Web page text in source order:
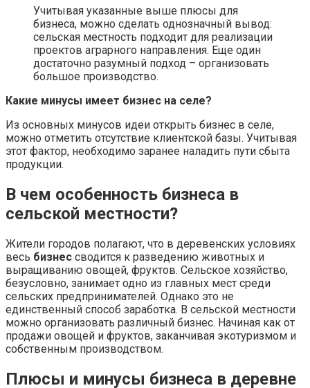
Учитывая указанные выше плюсы для
бизнеса, можно сделать однозначный вывод:
сельская местность подходит для реализации
проектов аграрного направления. Еще один
достаточно разумный подход – организовать
большое производство.
Какие минусы имеет бизнес на селе?
Из основных минусов идеи открыть бизнес в селе,
можно отметить отсутствие клиентской базы. Учитывая
этот фактор, необходимо заранее наладить пути сбыта
продукции.
В чем особенность бизнеса в
сельской местности?
Жители городов полагают, что в деревенских условиях
весь бизнес сводится к разведению животных и
выращиванию овощей, фруктов. Сельское хозяйство,
безусловно, занимает одно из главных мест среди
сельских предпринимателей. Однако это не
единственный способ заработка. В сельской местности
можно организовать различный бизнес. Начиная как от
продажи овощей и фруктов, заканчивая экотуризмом и
собственным производством.
Плюсы и минусы бизнеса в деревне